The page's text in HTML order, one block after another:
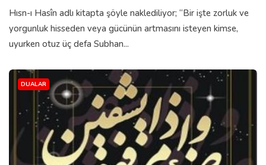
Hısn-ı Hasîn adlı kitapta şöyle naklediliyor; “Bir işte zorluk ve
yorgunluk hisseden veya gücünün artmasını isteyen kimse,
uyurken otuz üç defa Subhan...
DUALAR